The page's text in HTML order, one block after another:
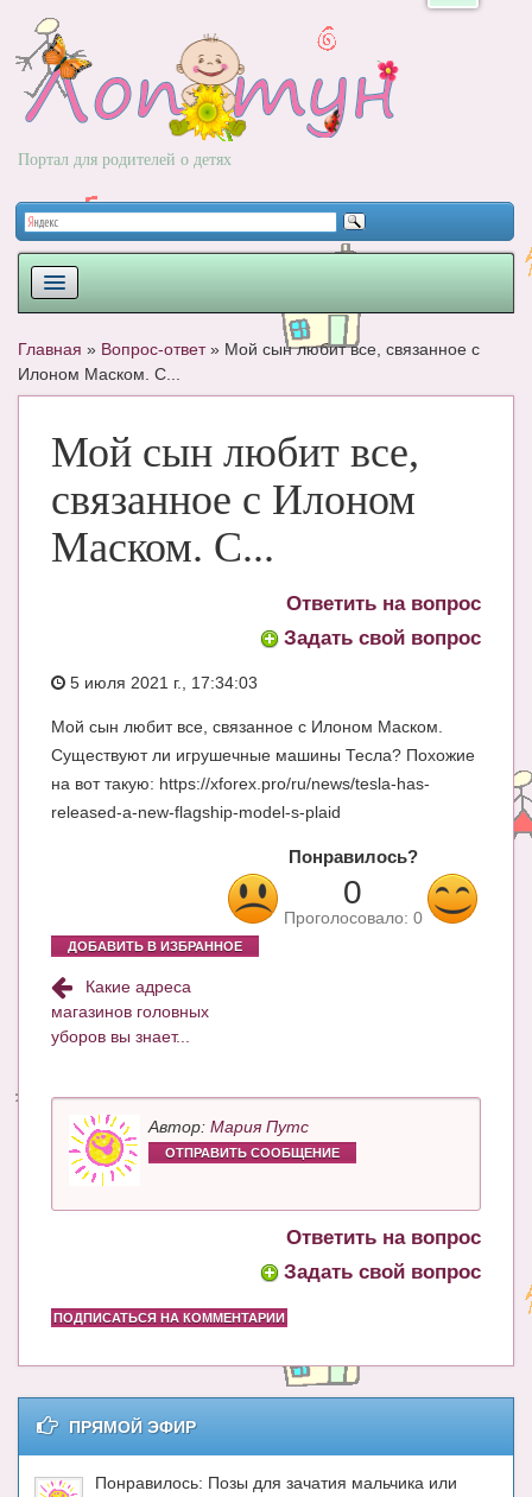
Портал для родителей о детях
РОДЫ
РАЗВИТИЕ
ВОПРОС-ОТВЕТ
ЧАТ
ЗДОРОВЬЕ
БЕРЕМЕННОСТЬ
Энциклопедия
МАМИНА БИБЛИОТЕКА
СЕРВИСЫ И ПРИЛОЖЕНИЯ
Сервис. Оценка роста и веса ребенка
Приложения для Android
Главная » Вопрос-ответ» Мой сын любит все, связанное с
Илоном Маском. С...
Мой сын любит все,
связанное с Илоном
Маском. С...
Ответить на вопрос
Задать свой вопрос
5 июля 2021 г., 17:34:03
Мой сын любит все, связанное с Илоном Маском.
Существуют ли игрушечные машины Тесла? Похожие
на вот такую: https://xforex.pro/ru/news/tesla-has-
released-a-new-flagship-model-s-plaid
Понравилось?
0
Проголосовало: 0
ДОБАВИТЬ В ИЗБРАННОЕ
Какие адреса
магазинов головных
уборов вы знает...
Автор: Мария Путс
ОТПРАВИТЬ СООБЩЕНИЕ
Ответить на вопрос
Задать свой вопрос
ПОДПИСАТЬСЯ НА КОММЕНТАРИИ
ПРЯМОЙ ЭФИР
Понравилось: Позы для зачатия мальчика или